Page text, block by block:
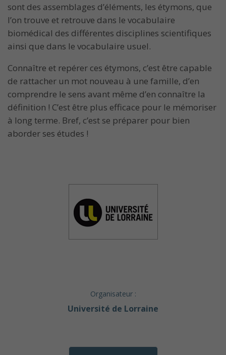
sont des assemblages d’éléments, les étymons, que
l’on trouve et retrouve dans le vocabulaire
biomédical des différentes disciplines scientifiques
ainsi que dans le vocabulaire usuel.
Connaître et repérer ces étymons, c’est être capable
de rattacher un mot nouveau à une famille, d’en
comprendre le sens avant même d’en connaître la
définition ! C’est être plus efficace pour le mémoriser
à long terme. Bref, c’est se préparer pour bien
aborder ses études !
Organisateur :
Université de Lorraine